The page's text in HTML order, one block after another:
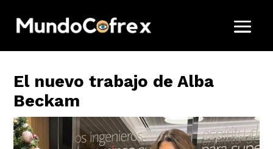
El nuevo trabajo de Alba
Beckam